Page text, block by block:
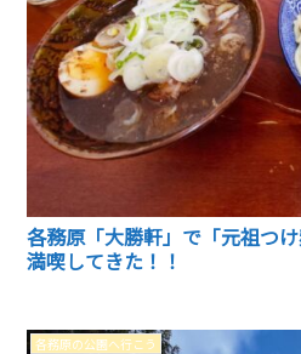
各務原「大勝軒」で「元祖つ
満喫してきた！！
各務原の公園へ行こう